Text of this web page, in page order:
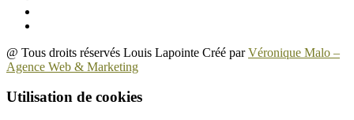
@ Tous droits réservés Louis Lapointe Créé parVéronique Malo –
Agence Web & Marketing
Utilisation de cookies